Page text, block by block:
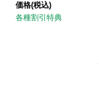
価格(税込)
各種割引特典